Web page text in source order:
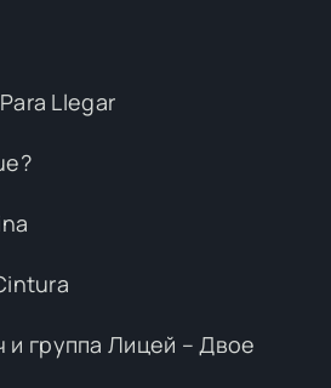
Llegar
и группа Лицей – Двое